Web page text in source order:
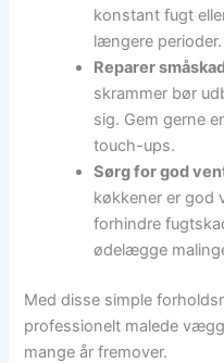
konstant fugt
længere perioder.
Reparer
skrammer bør
sig. Gem gerne
touch-ups.
Sørg for god
køkkener er god
forhindre
ødelægge
Med disse simple
professionelt malede
mange år fremover.